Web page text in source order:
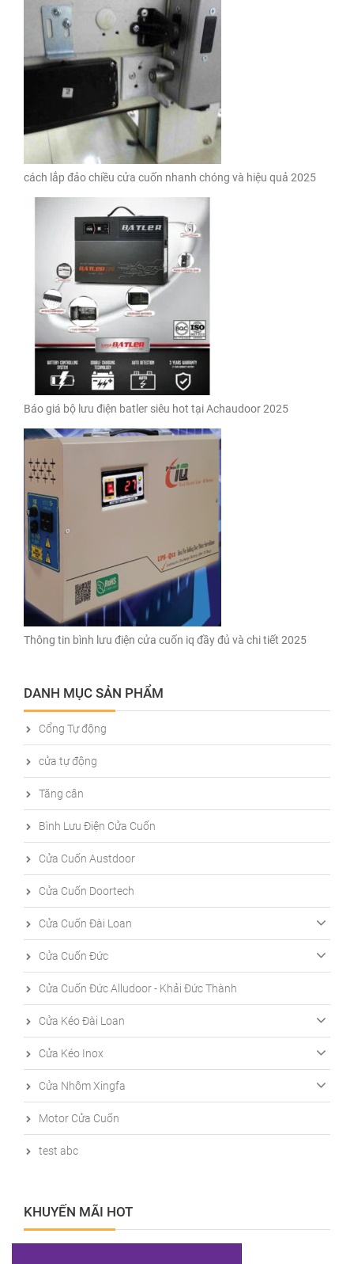
cách lắp đảo chiều cửa cuốn nhanh chóng và hiệu quả 2025
Báo giá bộ lưu điện batler siêu hot tại Achaudoor 2025
Thông tin bình lưu điện cửa cuốn iq đầy đủ và chi tiết 2025
DANH MỤC SẢN PHẨM
Cổng Tự động
cửa tự động
Tăng cân
Bình Lưu Điện Cửa Cuốn
Cửa Cuốn Austdoor
Cửa Cuốn Doortech
Cửa Cuốn Đài Loan
Cửa Cuốn Đức
Cửa Cuốn Đức Alludoor - Khải Đức Thành
Cửa Kéo Đài Loan
Cửa Kéo Inox
Cửa Nhôm Xingfa
Motor Cửa Cuốn
test abc
KHUYẾN MÃI HOT